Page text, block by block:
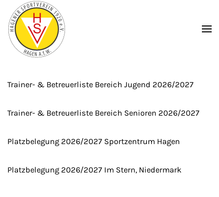
Zum Hauptinhalt springen
Trainer- & Betreuerliste Bereich Jugend 2026/2027
Trainer- & Betreuerliste Bereich Senioren 2026/2027
Platzbelegung 2026/2027 Sportzentrum Hagen
Platzbelegung 2026/2027 Im Stern, Niedermark